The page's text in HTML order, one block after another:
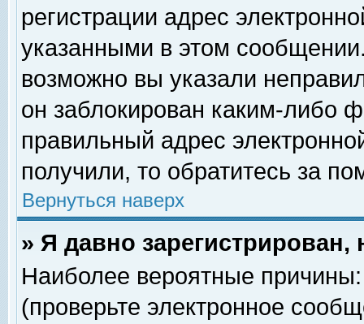
регистрации адрес
указанными в этом
возможно вы указали
он заблокирован каким-либо
правильный адрес
получили, то обратитесь за
Вернуться наверх
» Я давно
Наиболее вероятные
(проверьте электронное